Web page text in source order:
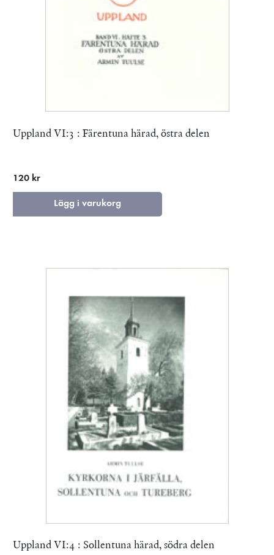
Uppland VI:3 : Färentuna härad, östra delen
120 kr
Lägg i varukorg
Uppland VI:4 : Sollentuna härad, södra delen